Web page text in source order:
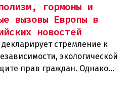
гормоны и
вызовы Европы в
новостей
стремление к
экологической
прав граждан. Однако
в Австрии и решение
реальная п